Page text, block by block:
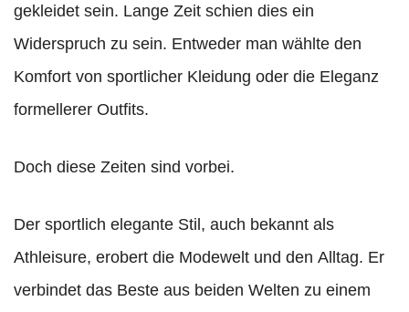
gekleidet sein. Lange Zeit schien dies ein
Widerspruch zu sein. Entweder man wählte den
Komfort von sportlicher Kleidung oder die Eleganz
formellerer Outfits.
Doch diese Zeiten sind vorbei.
Der sportlich elegante Stil, auch bekannt als
Athleisure, erobert die Modewelt und den Alltag. Er
verbindet das Beste aus beiden Welten zu einem